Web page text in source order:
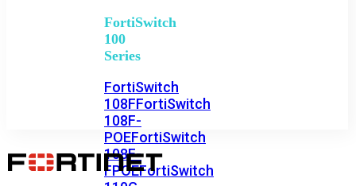
FortiSwitch
100
Series
FortiSwitch
108FFortiSwitch
108F-
POEFortiSwitch
108F-
FPOEFortiSwitch